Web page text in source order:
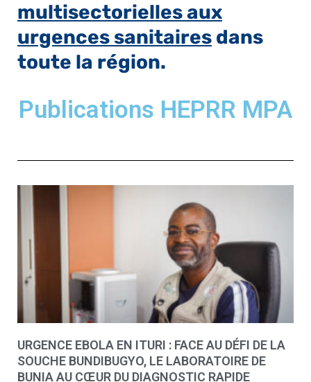
multisectorielles aux
urgences sanitaires dans
toute la région.
Publications HEPRR MPA
URGENCE EBOLA EN ITURI : FACE AU DÉFI DE LA
SOUCHE BUNDIBUGYO, LE LABORATOIRE DE
BUNIA AU CŒUR DU DIAGNOSTIC RAPIDE